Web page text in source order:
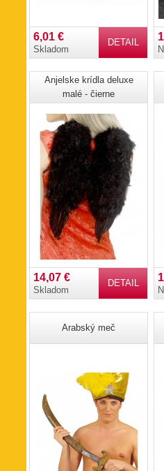
DETAIL
6,01 €
Skladom
Anjelske krídla deluxe
malé - čierne
DETAIL
14,07 €
Skladom
Arabský meč